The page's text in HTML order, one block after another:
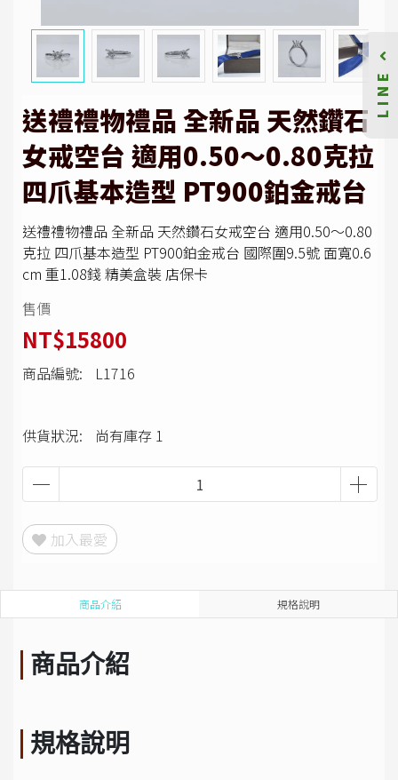
送禮禮物禮品 全新品 天然鑽石
女戒空台 適用0.50～0.80克拉
四爪基本造型 PT900鉑金戒台
送禮禮物禮品 全新品 天然鑽石女戒空台 適用0.50～0.80
克拉 四爪基本造型 PT900鉑金戒台 國際圍9.5號 面寬0.6
cm 重1.08錢 精美盒裝 店保卡
售價
NT$15800
商品編號: L1716
供貨狀況: 尚有庫存 1
加入最愛
商品介紹 規格說明
商品介紹
規格說明
LINE